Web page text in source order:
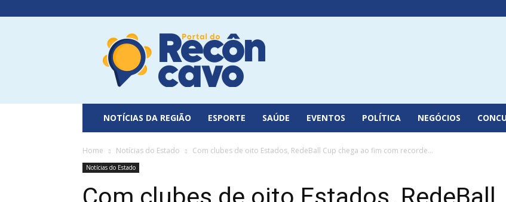
Portal
do
Recôncavo
NOTÍCIAS DA REGIÃO ESPORTE SAÚDE EVENTOS POLÍTICA NEGÓCIOS
Home Notícias do Estado Com clubes de oito Estados, RedeBall Cup chega ao fim com recorde...
Notícias do Estado